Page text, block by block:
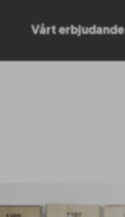
Vårt erbjudande